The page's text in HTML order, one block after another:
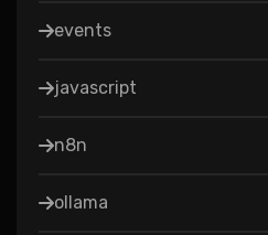
events
javascript
n8n
ollama